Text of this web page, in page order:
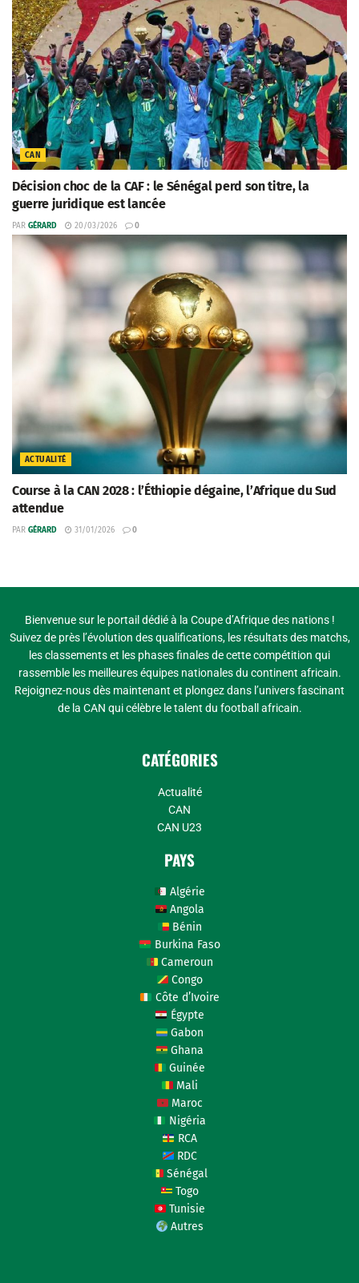
CAN
Décision choc de la CAF : le Sénégal perd son titre, la
guerre juridique est lancée
PAR GÉRARD 20/03/2026 0
ACTUALITÉ
Course à la CAN 2028 : l’Éthiopie dégaine, l’Afrique du Sud
attendue
PAR GÉRARD 31/01/2026 0
Bienvenue sur le portail dédié à la Coupe d’Afrique des nations !
Suivez de près l’évolution des qualifications, les résultats des matchs,
les classements et les phases finales de cette compétition qui
rassemble les meilleures équipes nationales du continent africain.
Rejoignez-nous dès maintenant et plongez dans l’univers fascinant
de la CAN qui célèbre le talent du football africain.
CATÉGORIES
Actualité
CAN
CAN U23
PAYS
Algérie
Angola
Bénin
Burkina Faso
Cameroun
Congo
Côte d’Ivoire
Égypte
Gabon
Ghana
Guinée
Mali
Maroc
Nigéria
RCA
RDC
Sénégal
Togo
Tunisie
Autres